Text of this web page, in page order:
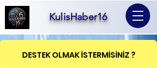
KulisHaber16
DESTEK OLMAK İSTERMİSİNİZ ?